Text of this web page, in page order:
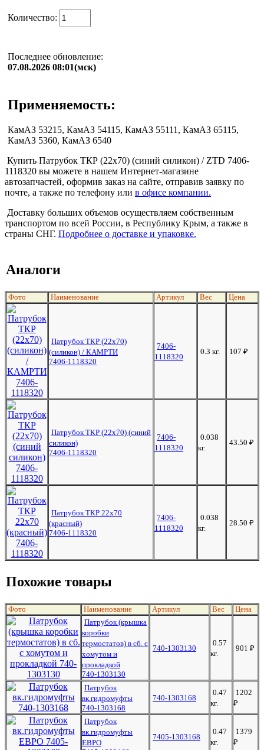
Количество:
Последнее обновление:
07.08.2026 08:01(мск)
Применяемость:
КамАЗ 53215, КамАЗ 54115, КамАЗ 55111, КамАЗ 65115,
КамАЗ 5360, КамАЗ 6540
Купить Патрубок ТКР (22х70) (синий силикон) / ZTD 7406-
1118320 вы можете в нашем Интернет-магазине
автозапчастей, оформив заказ на сайте, отправив заявку по
почте, а также по телефону или в офисе компании.
Доставку больших объемов осуществляем собственным
транспортом по всей России, в Республику Крым, а также в
страны СНГ. Подробнее о доставке и упаковке.
Аналоги
Фото Наименование Артикул Вес Цена
Патрубок ТКР (22х70)
(силикон) / КАМРТИ
7406-1118320
7406-
1118320
0.3 кг. 107 ₽
Патрубок ТКР (22х70) (синий
силикон)
7406-1118320
7406-
1118320
0.038
кг.
43.50 ₽
Патрубок ТКР 22х70
(красный)
7406-1118320
7406-
1118320
0.038
кг.
28.50 ₽
Похожие товары
Фото Наименование Артикул Вес
Цена
Патрубок (крышка
коробки
термостатов) в сб. с
хомутом и
прокладкой
740-1303130
740-1303130
0.57
кг.
901 ₽
Патрубок
вк.гидромуфты
740-1303168
740-1303168
0.47
кг.
1202
₽
Патрубок
вк.гидромуфты
ЕВРО
7405-1303168
0.47
кг.
1379
₽